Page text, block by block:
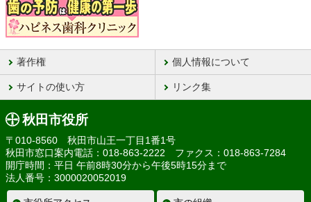
著作権 個人情報について
サイトの使い方 リンク集
秋田市役所
〒010-8560 秋田市山王一丁目1番1号
秋田市窓口案内電話：018-863-2222 ファクス：018-863-7284
開庁時間：平日 午前8時30分から午後5時15分まで
法人番号：3000020052019